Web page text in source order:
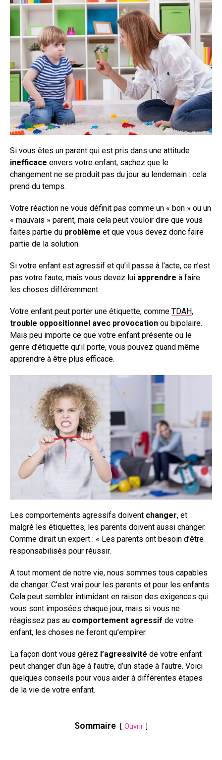
Si vous êtes un parent qui est pris dans une attitude
inefficace envers votre enfant, sachez que le
changement ne se produit pas du jour au lendemain : cela
prend du temps.
Votre réaction ne vous définit pas comme un « bon » ou un
« mauvais » parent, mais cela peut vouloir dire que vous
faites partie du problème et que vous devez donc faire
partie de la solution.
Si votre enfant est agressif et qu’il passe à l’acte, ce n’est
pas votre faute, mais vous devez lui apprendre à faire
les choses différemment.
Votre enfant peut porter une étiquette, comme TDAH,
trouble oppositionnel avec provocation ou bipolaire.
Mais peu importe ce que votre enfant présente ou le
genre d’étiquette qu’il porte, vous pouvez quand même
apprendre à être plus efficace.
Les comportements agressifs doivent changer, et
malgré les étiquettes, les parents doivent aussi changer.
Comme dirait un expert : « Les parents ont besoin d’être
responsabilisés pour réussir.
A tout moment de notre vie, nous sommes tous capables
de changer. C’est vrai pour les parents et pour les enfants.
Cela peut sembler intimidant en raison des exigences qui
vous sont imposées chaque jour, mais si vous ne
réagissez pas au comportement agressif de votre
enfant, les choses ne feront qu’empirer.
La façon dont vous gérez l’agressivité de votre enfant
peut changer d’un âge à l’autre, d’un stade à l’autre. Voici
quelques conseils pour vous aider à différentes étapes
de la vie de votre enfant.
Sommaire Ouvrir